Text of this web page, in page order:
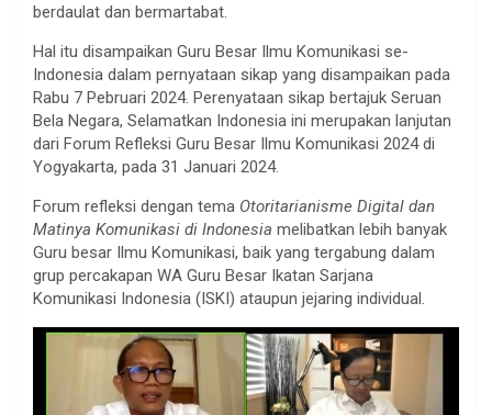
berdaulat dan bermartabat.
Hal itu disampaikan Guru Besar Ilmu Komunikasi se-
Indonesia dalam pernyataan sikap yang disampaikan pada
Rabu 7 Pebruari 2024. Perenyataan sikap bertajuk Seruan
Bela Negara, Selamatkan Indonesia ini merupakan lanjutan
dari Forum Refleksi Guru Besar Ilmu Komunikasi 2024 di
Yogyakarta, pada 31 Januari 2024.
Forum refleksi dengan tema Otoritarianisme Digital dan
Matinya Komunikasi di Indonesia melibatkan lebih banyak
Guru besar Ilmu Komunikasi, baik yang tergabung dalam
grup percakapan WA Guru Besar Ikatan Sarjana
Komunikasi Indonesia (ISKI) ataupun jejaring individual.